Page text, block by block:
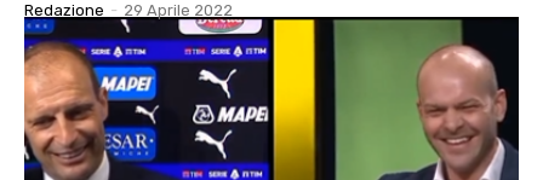
Redazione - 29 Aprile 2022